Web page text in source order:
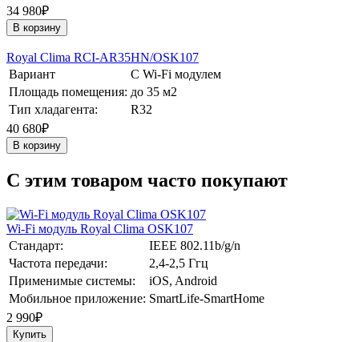
34 980₽
В корзину
Royal Clima RCI-AR35HN/OSK107
Вариант
С Wi-Fi модулем
Площадь помещения: до 35 м2
Тип хладагента:
R32
40 680₽
В корзину
C этим товаром часто покупают
Wi-Fi модуль Royal Clima OSK107
Стандарт:
IEEE 802.11b/g/n
Частота передачи:
2,4-2,5 Ггц
Применимые системы:
iOS, Android
Мобильное приложение: SmartLife-SmartHome
2 990₽
Купить